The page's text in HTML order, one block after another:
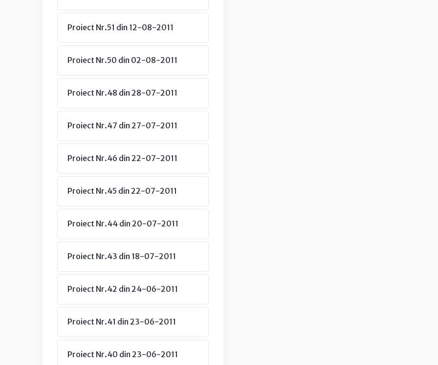
Proiect Nr.51 din 12-08-2011
Proiect Nr.50 din 02-08-2011
Proiect Nr.48 din 28-07-2011
Proiect Nr.47 din 27-07-2011
Proiect Nr.46 din 22-07-2011
Proiect Nr.45 din 22-07-2011
Proiect Nr.44 din 20-07-2011
Proiect Nr.43 din 18-07-2011
Proiect Nr.42 din 24-06-2011
Proiect Nr.41 din 23-06-2011
Proiect Nr.40 din 23-06-2011